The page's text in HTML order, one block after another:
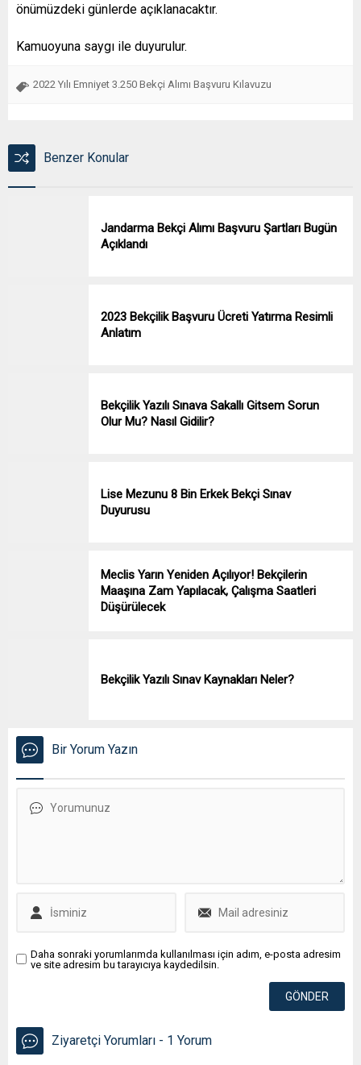
önümüzdeki günlerde açıklanacaktır.
Kamuoyuna saygı ile duyurulur.
2022 Yılı Emniyet 3.250 Bekçi Alımı Başvuru Kılavuzu
Benzer Konular
Jandarma Bekçi Alımı Başvuru Şartları Bugün
Açıklandı
2023 Bekçilik Başvuru Ücreti Yatırma Resimli
Anlatım
Bekçilik Yazılı Sınava Sakallı Gitsem Sorun
Olur Mu? Nasıl Gidilir?
Lise Mezunu 8 Bin Erkek Bekçi Sınav
Duyurusu
Meclis Yarın Yeniden Açılıyor! Bekçilerin
Maaşına Zam Yapılacak, Çalışma Saatleri
Düşürülecek
Bekçilik Yazılı Sınav Kaynakları Neler?
Bir Yorum Yazın
Daha sonraki yorumlarımda kullanılması için adım, e-posta adresim
ve site adresim bu tarayıcıya kaydedilsin.
Ziyaretçi Yorumları - 1 Yorum